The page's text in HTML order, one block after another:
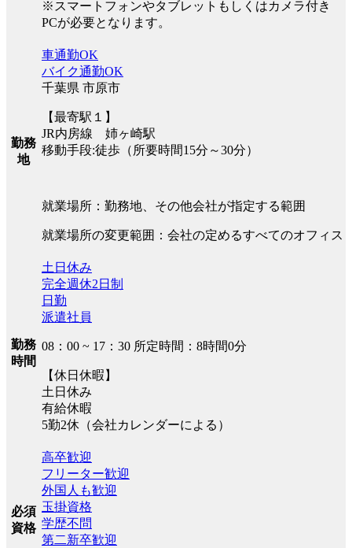
※スマートフォンやタブレットもしくはカメラ付き
PCが必要となります。
勤務
地
車通勤OK
バイク通勤OK
千葉県 市原市
【最寄駅１】
JR内房線 姉ヶ崎駅
移動手段:徒歩（所要時間15分～30分）
就業場所：勤務地、その他会社が指定する範囲
就業場所の変更範囲：会社の定めるすべてのオフィス
勤務
時間
土日休み
完全週休2日制
日勤
派遣社員
08：00 ~ 17：30 所定時間：8時間0分
【休日休暇】
土日休み
有給休暇
5勤2休（会社カレンダーによる）
必須
資格
高卒歓迎
フリーター歓迎
外国人も歓迎
玉掛資格
学歴不問
第二新卒歓迎